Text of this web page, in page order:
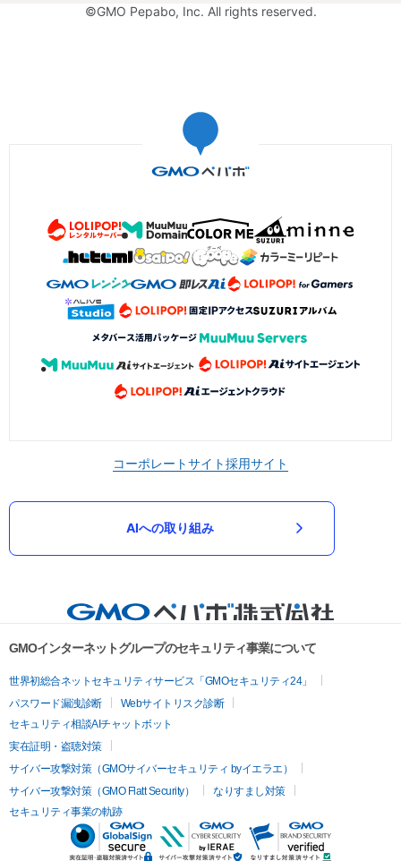
©GMO Pepabo, Inc. All rights reserved.
コーポレートサイト採用サイト
AIへの取り組み
GMOインターネットグループのセキュリティ事業について
世界初総合ネットセキュリティサービス「GMOセキュリティ24」
パスワード漏洩診断
Webサイトリスク診断
セキュリティ相談AIチャットボット
実在証明・盗聴対策
サイバー攻撃対策（GMOサイバーセキュリティ byイエラエ）
サイバー攻撃対策（GMO Flatt Security）
なりすまし対策
セキュリティ事業の軌跡